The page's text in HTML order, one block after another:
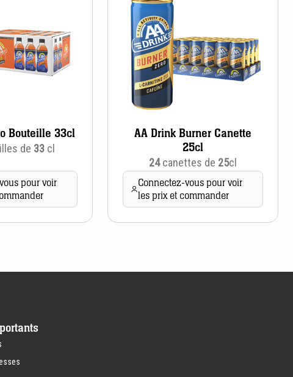
Bouteille 33cl
de 33cl
pour voir
AA Drink Burner Canette
25cl
24canettes de 25cl
Connectez-vous pour voir
les prix et commander